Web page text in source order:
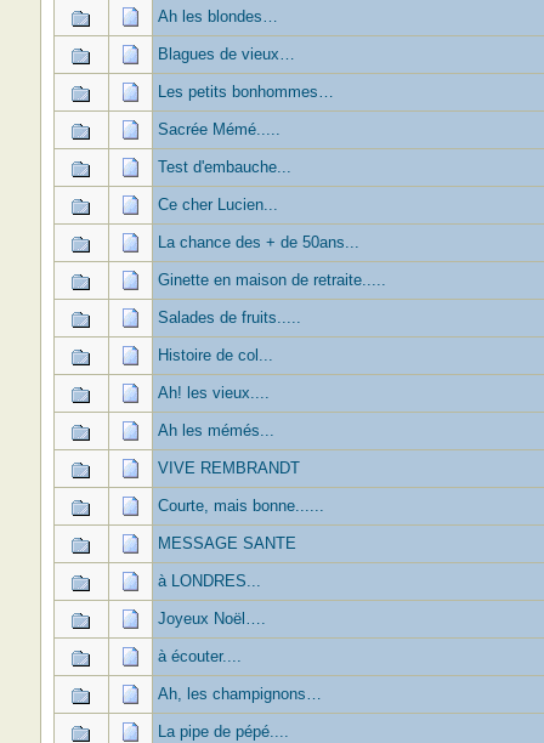
Ah les blondes…
Blagues de vieux…
Les petits bonhommes…
Sacrée Mémé.....
Test d'embauche...
Ce cher Lucien...
La chance des + de 50ans...
Ginette en maison de retraite.....
Salades de fruits.....
Histoire de col...
Ah! les vieux....
Ah les mémés...
VIVE REMBRANDT
Courte, mais bonne......
MESSAGE SANTE
à LONDRES...
Joyeux Noël….
à écouter....
Ah, les champignons…
La pipe de pépé....